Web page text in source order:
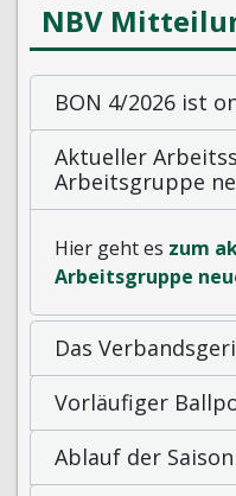
NBV
BON 4/2026 ist
Aktueller
Arbeitsgruppe
Hier geht es zum
Arbeitsgruppe
Das
Vorläufiger
Ablauf der